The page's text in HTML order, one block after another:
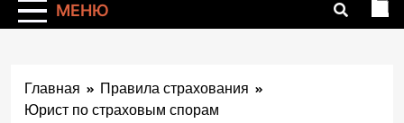
МЕНЮ
Главная
Правила страхования
Юрист по страховым спорам